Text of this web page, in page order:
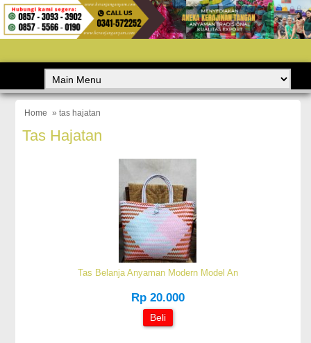
Home » tas hajatan
Tas Hajatan
Tas Belanja Anyaman Modern Model An
Rp 20.000
Beli